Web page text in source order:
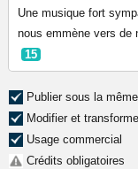
Une musique fort
nous emmène vers de
15
Publier sous la
Modifier et
Usage commercial
Crédits obligatoires